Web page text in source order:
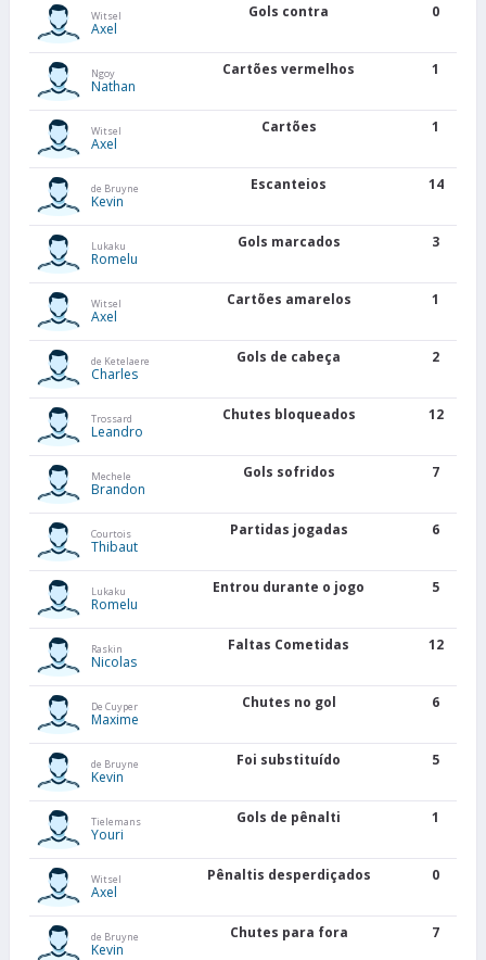
Witsel
Axel
Gols contra 0
Ngoy
Nathan
Cartões vermelhos 1
Witsel
Axel
Cartões 1
de Bruyne
Kevin
Escanteios 14
Lukaku
Romelu
Gols marcados 3
Witsel
Axel
Cartões amarelos 1
de Ketelaere
Charles
Gols de cabeça 2
Trossard
Leandro
Chutes bloqueados 12
Mechele
Brandon
Gols sofridos 7
Courtois
Thibaut
Partidas jogadas 6
Lukaku
Romelu
Entrou durante o jogo 5
Raskin
Nicolas
Faltas Cometidas 12
De Cuyper
Maxime
Chutes no gol 6
de Bruyne
Kevin
Foi substituído 5
Tielemans
Youri
Gols de pênalti 1
Witsel
Axel
Pênaltis desperdiçados 0
de Bruyne
Kevin
Chutes para fora 7